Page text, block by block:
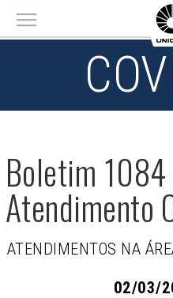
Main menu
Boletim
Atendimento
ATENDIMENTOS NA
02/03/